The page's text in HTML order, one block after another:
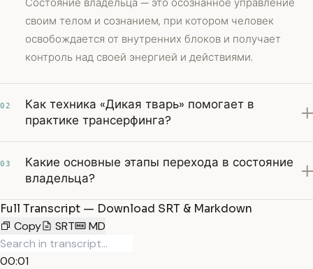
Состояние владельца — это осознанное управление
своим телом и сознанием, при котором человек
освобождается от внутренних блоков и получает
контроль над своей энергией и действиями.
02
Как техника «Дикая тварь» помогает в
практике трансерфинга?
03
Какие основные этапы перехода в состояние
владельца?
Full Transcript — Download SRT & Markdown
Copy
SRT MD
00:01